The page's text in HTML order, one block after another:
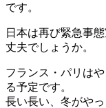
です。
日本は再び緊急事
丈夫でしょうか。
フランス・パリは
る予定です。
長い長い、冬がや